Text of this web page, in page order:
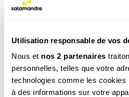
Utilisation responsable de vos
Nous et nos 2 partenaires
personnelles, telles que votre
technologies comme les
à des informations sur votre
Découvrez d'autres
L’ortie, une vraie peste ?